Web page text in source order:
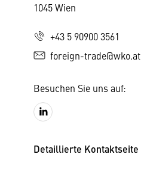
1045 Wien
+43 5 90900 3561
foreign-trade@wko.at
Besuchen Sie uns auf:
Detaillierte Kontaktseite